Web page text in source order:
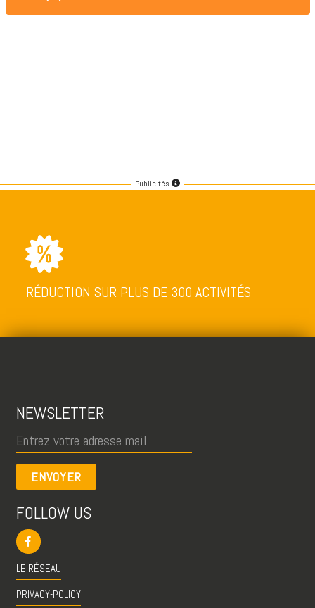
Publicités
RÉDUCTION SUR PLUS DE 300 ACTIVITÉS
NEWSLETTER
ENVOYER
FOLLOW US
LE RÉSEAU
PRIVACY-POLICY